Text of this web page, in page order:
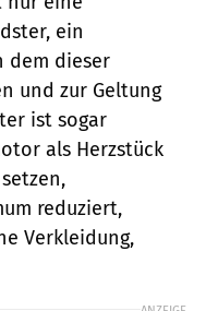
ein
dem dieser
und zur Geltung
ist sogar
als Herzstück
reduziert,
Verkleidung,